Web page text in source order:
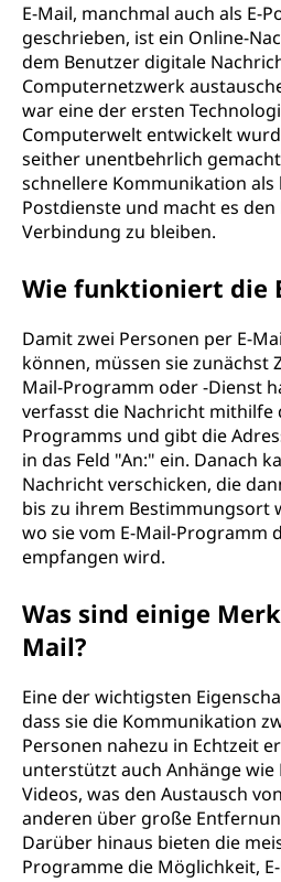
E-Mail, manchmal auch als E-
geschrieben, ist ein Online-
dem Benutzer digitale
Computernetzwerk
war eine der ersten
Computerwelt entwickelt
seither unentbehrlich
schnellere Kommunikation
Postdienste und macht es
Verbindung zu bleiben.
Wie funktioniert die
Damit zwei Personen per E-
können, müssen sie zunächst
Mail-Programm oder -Dienst
verfasst die Nachricht mithilfe
Programms und gibt die
in das Feld "An:" ein. Danach
Nachricht verschicken, die
bis zu ihrem Bestimmungsort
wo sie vom E-Mail-Programm
empfangen wird.
Was sind einige
Mail?
Eine der wichtigsten
dass sie die Kommunikation
Personen nahezu in Echtzeit
unterstützt auch Anhänge wie
Videos, was den Austausch
anderen über große
Darüber hinaus bieten die
Programme die Möglichkeit,